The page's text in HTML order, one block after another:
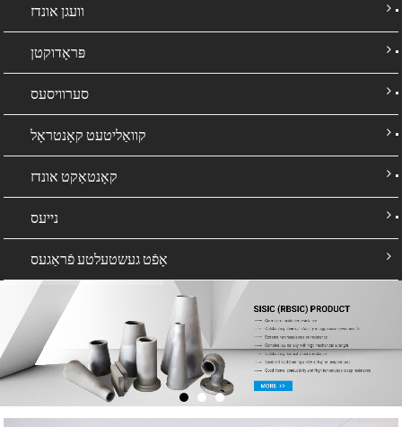
וועגן אונדז
פּראָדוקטן
סערוויסעס
קוואַליטעט קאָנטראָל
קאָנטאַקט אונדז
נייעס
אָפֿט געשטעלטע פֿראַגעס